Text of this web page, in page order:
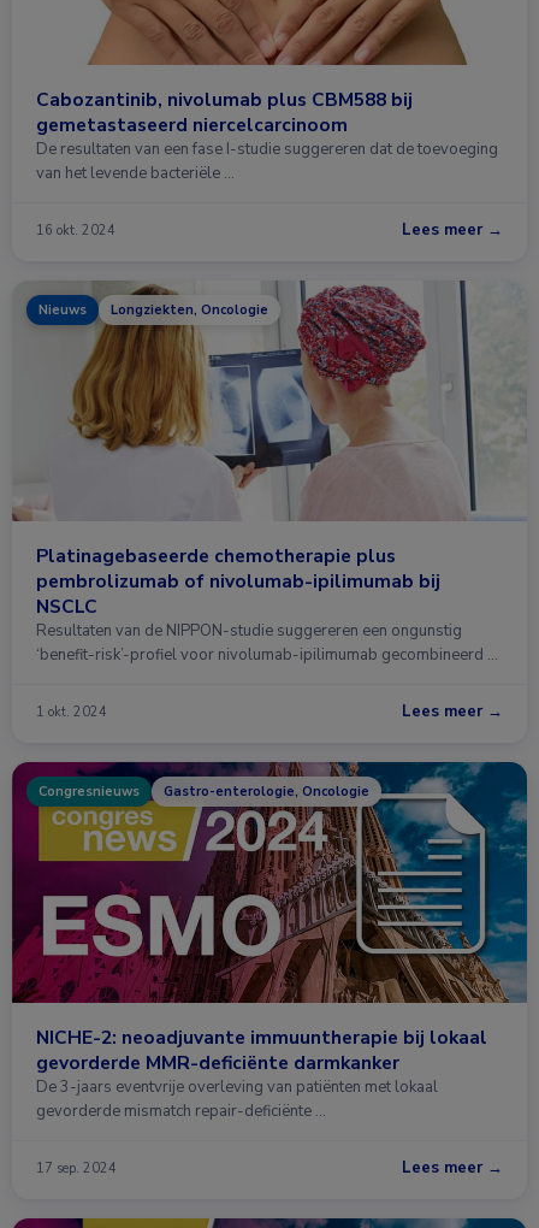
Cabozantinib, nivolumab plus CBM588 bij
gemetastaseerd niercelcarcinoom
De resultaten van een fase I-studie suggereren dat de toevoeging
van het levende bacteriële …
16 okt. 2024 Lees meer →
Nieuws Longziekten, Oncologie
Platinagebaseerde chemotherapie plus
pembrolizumab of nivolumab-ipilimumab bij
NSCLC
Resultaten van de NIPPON-studie suggereren een ongunstig
‘benefit-risk’-profiel voor nivolumab-ipilimumab gecombineerd …
1 okt. 2024 Lees meer →
Congresnieuws Gastro-enterologie, Oncologie
NICHE-2: neoadjuvante immuuntherapie bij lokaal
gevorderde MMR-deficiënte darmkanker
De 3-jaars eventvrije overleving van patiënten met lokaal
gevorderde mismatch repair-deficiënte …
17 sep. 2024 Lees meer →